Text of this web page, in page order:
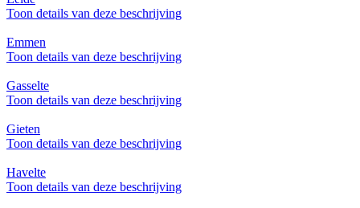
Toon details van deze beschrijving
Emmen
Toon details van deze beschrijving
Gasselte
Toon details van deze beschrijving
Gieten
Toon details van deze beschrijving
Havelte
Toon details van deze beschrijving